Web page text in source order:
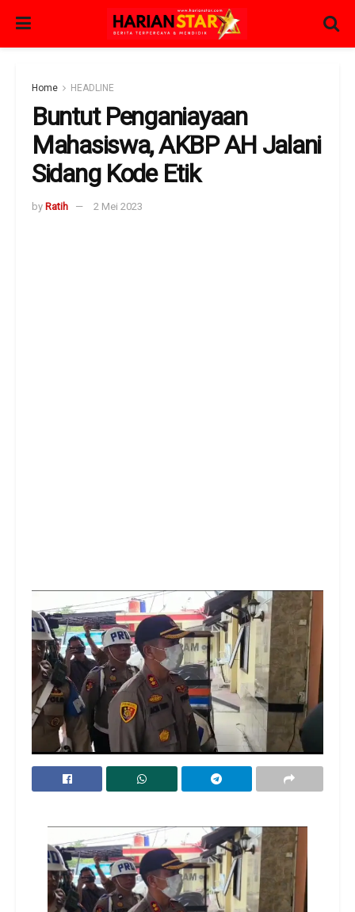
Home HEADLINE
Buntut Penganiayaan
Mahasiswa, AKBP AH Jalani
Sidang Kode Etik
by Ratih 2 Mei 2023